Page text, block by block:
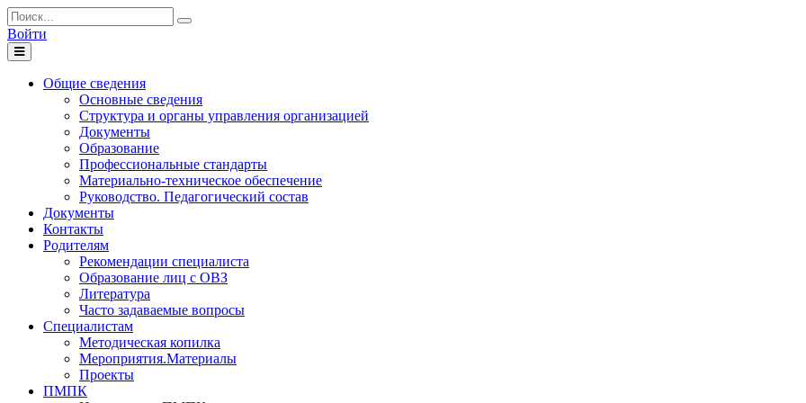
Войти
Toggle
navigation
Общие сведения
Основные сведения
Структура и органы управления организацией
Документы
Образование
Профессиональные стандарты
Материально-техническое обеспечение
Руководство. Педагогический состав
Документы
Контакты
Родителям
Рекомендации специалиста
Образование лиц с ОВЗ
Литература
Часто задаваемые вопросы
Специалистам
Методическая копилка
Мероприятия.Материалы
Проекты
ПМПК